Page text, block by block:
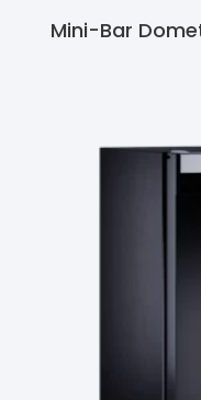
Mini-Bar